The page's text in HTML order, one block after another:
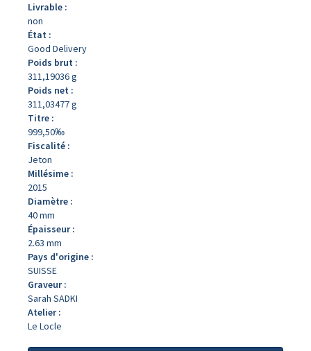
Livrable :
non
État :
Good Delivery
Poids brut :
311,19036 g
Poids net :
311,03477 g
Titre :
999,50‰
Fiscalité :
Jeton
Millésime :
2015
Diamètre :
40 mm
Épaisseur :
2.63 mm
Pays d'origine :
SUISSE
Graveur :
Sarah SADKI
Atelier :
Le Locle